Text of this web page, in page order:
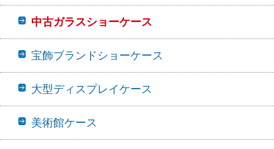
中古ガラスショーケース
宝飾ブランドショーケース
大型ディスプレイケース
美術館ケース